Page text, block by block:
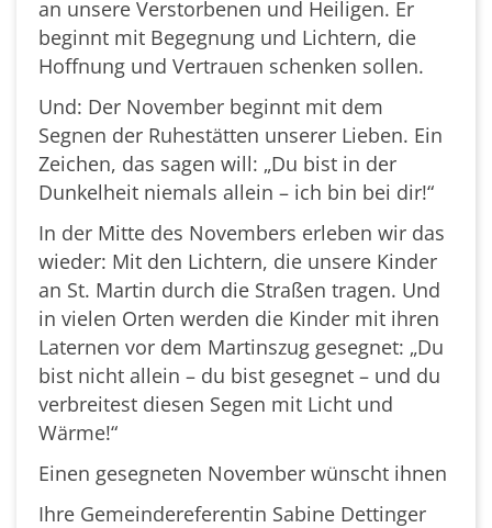
an unsere Verstorbenen und Heiligen. Er
beginnt mit Begegnung und Lichtern, die
Hoffnung und Vertrauen schenken sollen.
Und: Der November beginnt mit dem
Segnen der Ruhestätten unserer Lieben. Ein
Zeichen, das sagen will: „Du bist in der
Dunkelheit niemals allein – ich bin bei dir!“
In der Mitte des Novembers erleben wir das
wieder: Mit den Lichtern, die unsere Kinder
an St. Martin durch die Straßen tragen. Und
in vielen Orten werden die Kinder mit ihren
Laternen vor dem Martinszug gesegnet: „Du
bist nicht allein – du bist gesegnet – und du
verbreitest diesen Segen mit Licht und
Wärme!“
Einen gesegneten November wünscht ihnen
Ihre Gemeindereferentin Sabine Dettinger